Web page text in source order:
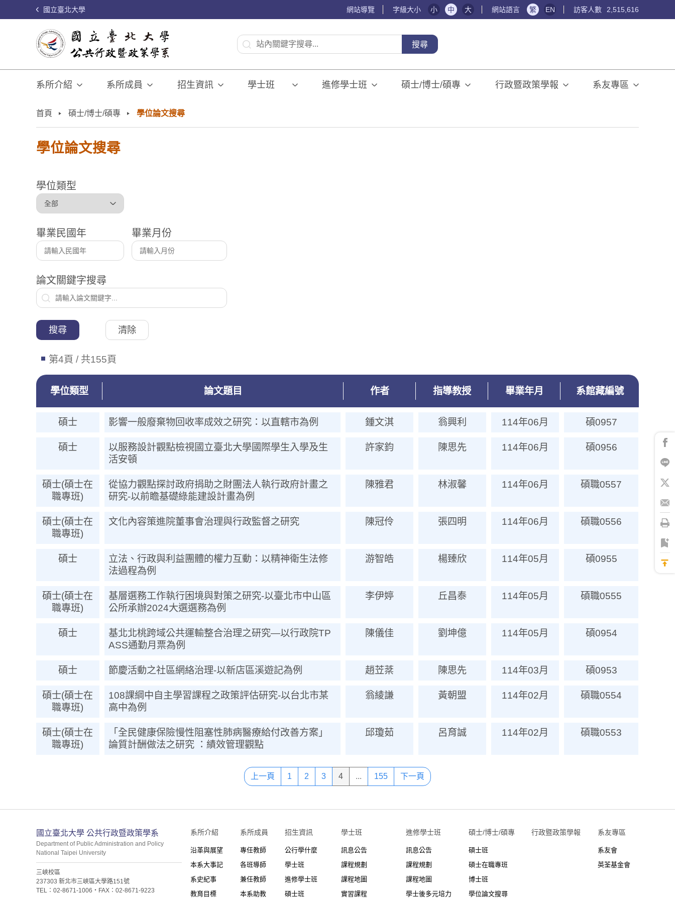
國立臺北大學 網站導覽 字級大小 小 中 大 網站語言 繁 EN 訪客人數 2,515,616
搜尋
系所介紹 系所成員 招生資訊 學士班⠀⠀ 進修學士班 碩士/博士/碩專 行政暨政策學報 系友專區
首頁 碩士/博士/碩專 學位論文搜尋
學位論文搜尋
學位類型
畢業民國年 畢業月份
論文關鍵字搜尋
搜尋 清除
第4頁 / 共155頁
學位類型 論文題目 作者 指導教授 畢業年月 系館藏編號
碩士 影響一般廢棄物回收率成效之研究：以直轄市為例 鍾文淇 翁興利 114年06月 碩0957
碩士
以服務設計觀點檢視國立臺北大學國際學生入學及生
活安頓
許家鈞 陳思先 114年06月 碩0956
碩士(碩士在
職專班)
從協力觀點探討政府捐助之財團法人執行政府計畫之
研究-以前瞻基礎綠能建設計畫為例
陳雅君 林淑馨 114年06月 碩職0557
碩士(碩士在
職專班)
文化內容策進院董事會治理與行政監督之研究 陳冠伶 張四明 114年06月 碩職0556
碩士
立法、行政與利益團體的權力互動：以精神衛生法修
法過程為例
游智皓 楊臻欣 114年05月 碩0955
碩士(碩士在
職專班)
基層選務工作執行困境與對策之研究-以臺北市中山區
公所承辦2024大選選務為例
李伊婷 丘昌泰 114年05月 碩職0555
碩士
基北北桃跨域公共運輸整合治理之研究—以行政院TP
ASS通勤月票為例
陳儀佳 劉坤億 114年05月 碩0954
碩士 節慶活動之社區網絡治理-以新店區溪遊記為例 趙苙棻 陳思先 114年03月 碩0953
碩士(碩士在
職專班)
108課綱中自主學習課程之政策評估研究-以台北市某
高中為例
翁綾謙 黃朝盟 114年02月 碩職0554
碩士(碩士在
職專班)
「全民健康保險慢性阻塞性肺病醫療給付改善方案」
論質計酬做法之研究 ：績效管理觀點
邱瓊茹 呂育誠 114年02月 碩職0553
上一頁 1 2 3 4 ... 155 下一頁
:::
國立臺北大學 公共行政暨政策學系
Department of Public Administration and Policy
National Taipei University
三峽校區
237303 新北市三峽區大學路151號
TEL：02-8671-1006・FAX：02-8671-9223
系所介紹
沿革與展望
本系大事記
系史紀事
教育目標
系所成員
專任教師
各班導師
兼任教師
本系助教
招生資訊
公行學什麼
學士班
進修學士班
碩士班
學士班⠀⠀
訊息公告
課程規劃
課程地圖
實習課程
進修學士班
訊息公告
課程規劃
課程地圖
學士後多元培力
碩士/博士/碩專
碩士班
碩士在職專班
博士班
學位論文搜尋
行政暨政策學報 系友專區
系友會
英荃基金會